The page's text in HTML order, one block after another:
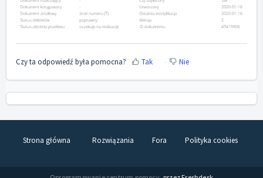
Czy ta odpowiedź była pomocna? Tak Nie
Strona główna Rozwiązania Fora Polityka cookies